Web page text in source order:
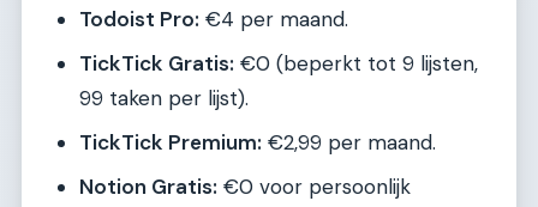
Todoist Pro: €4 per maand.
TickTick Gratis: €0 (beperkt tot 9 lijsten,
99 taken per lijst).
TickTick Premium: €2,99 per maand.
Notion Gratis: €0 voor persoonlijk